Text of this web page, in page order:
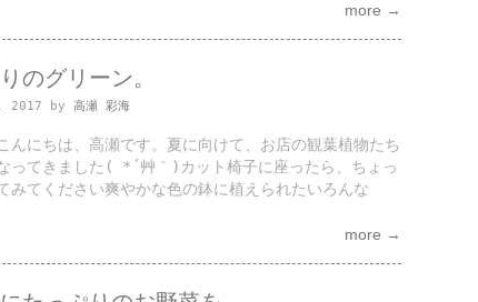
more →
のグリーン。
2017 by 高瀬 彩海
んにちは、高瀬です。夏に向けて、お店の観葉植物たち
ってきました( *´艸｀)カット椅子に座ったら、ちょっ
みてください爽やかな色の鉢に植えられたいろんな
more →